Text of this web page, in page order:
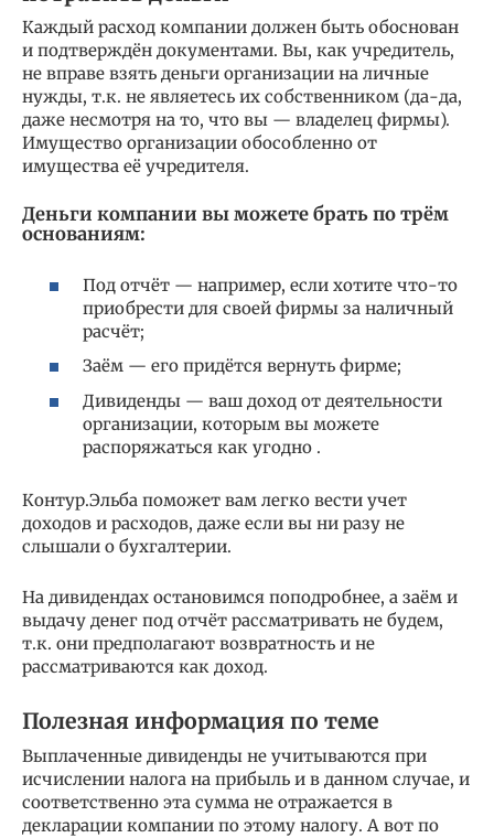
Каждый расход компании должен быть обоснован
и подтверждён документами. Вы, как учредитель,
не вправе взять деньги организации на личные
нужды, т.к. не являетесь их собственником (да-да,
даже несмотря на то, что вы — владелец фирмы).
Имущество организации обособленно от
имущества её учредителя.
Деньги компании вы можете брать по трём
основаниям:
Под отчёт — например, если хотите что-то
приобрести для своей фирмы за наличный
расчёт;
Заём — его придётся вернуть фирме;
Дивиденды — ваш доход от деятельности
организации, которым вы можете
распоряжаться как угодно .
Контур.Эльба поможет вам легко вести учет
доходов и расходов, даже если вы ни разу не
слышали о бухгалтерии.
На дивидендах остановимся поподробнее, а заём и
выдачу денег под отчёт рассматривать не будем,
т.к. они предполагают возвратность и не
рассматриваются как доход.
Полезная информация по теме
Выплаченные дивиденды не учитываются при
исчислении налога на прибыль и в данном случае, и
соответственно эта сумма не отражается в
декларации компании по этому налогу. А вот по